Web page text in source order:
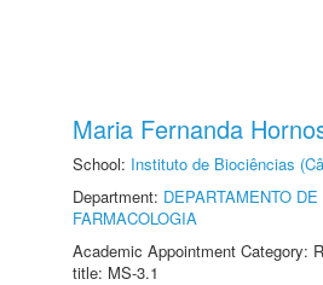
Maria Fernanda
School: Instituto de Biociências
Department: DEPARTAMENTO
FARMACOLOGIA
Academic Appointment Category:
title: MS-3.1